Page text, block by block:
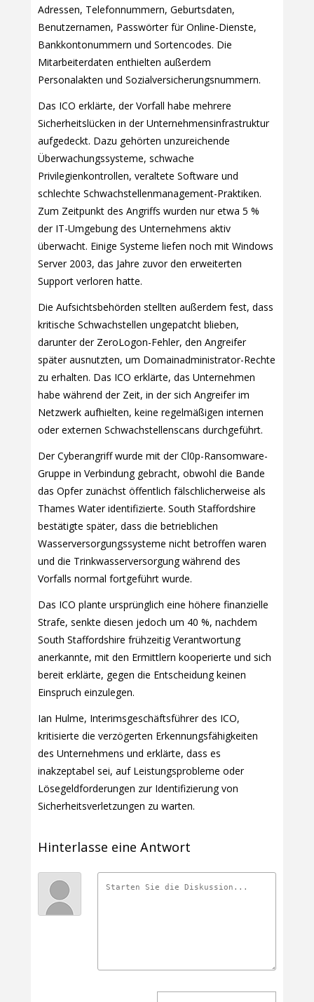
Adressen, Telefonnummern, Geburtsdaten,
Benutzernamen, Passwörter für Online-Dienste,
Bankkontonummern und Sortencodes. Die
Mitarbeiterdaten enthielten außerdem
Personalakten und Sozialversicherungsnummern.
Das ICO erklärte, der Vorfall habe mehrere
Sicherheitslücken in der Unternehmensinfrastruktur
aufgedeckt. Dazu gehörten unzureichende
Überwachungssysteme, schwache
Privilegienkontrollen, veraltete Software und
schlechte Schwachstellenmanagement-Praktiken.
Zum Zeitpunkt des Angriffs wurden nur etwa 5 %
der IT-Umgebung des Unternehmens aktiv
überwacht. Einige Systeme liefen noch mit Windows
Server 2003, das Jahre zuvor den erweiterten
Support verloren hatte.
Die Aufsichtsbehörden stellten außerdem fest, dass
kritische Schwachstellen ungepatcht blieben,
darunter der ZeroLogon-Fehler, den Angreifer
später ausnutzten, um Domainadministrator-Rechte
zu erhalten. Das ICO erklärte, das Unternehmen
habe während der Zeit, in der sich Angreifer im
Netzwerk aufhielten, keine regelmäßigen internen
oder externen Schwachstellenscans durchgeführt.
Der Cyberangriff wurde mit der Cl0p-Ransomware-
Gruppe in Verbindung gebracht, obwohl die Bande
das Opfer zunächst öffentlich fälschlicherweise als
Thames Water identifizierte. South Staffordshire
bestätigte später, dass die betrieblichen
Wasserversorgungssysteme nicht betroffen waren
und die Trinkwasserversorgung während des
Vorfalls normal fortgeführt wurde.
Das ICO plante ursprünglich eine höhere finanzielle
Strafe, senkte diesen jedoch um 40 %, nachdem
South Staffordshire frühzeitig Verantwortung
anerkannte, mit den Ermittlern kooperierte und sich
bereit erklärte, gegen die Entscheidung keinen
Einspruch einzulegen.
Ian Hulme, Interimsgeschäftsführer des ICO,
kritisierte die verzögerten Erkennungsfähigkeiten
des Unternehmens und erklärte, dass es
inakzeptabel sei, auf Leistungsprobleme oder
Lösegeldforderungen zur Identifizierung von
Sicherheitsverletzungen zu warten.
Hinterlasse eine Antwort